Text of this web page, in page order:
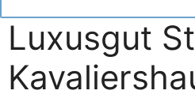
Luxusgut